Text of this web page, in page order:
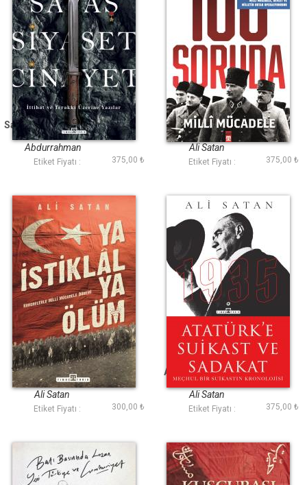
Savaş Siyaset Cinayet
Abdurrahman
Uzunaslan, Nevzat
Etiket Fiyatı : 375,00 ₺
100 Soruda Milli
Mücadele
Ali Satan
Etiket Fiyatı : 375,00 ₺
Ya İstiklal Ya Ölüm
Ali Satan
Etiket Fiyatı : 300,00 ₺
Atatürke Suikast ve
Sadakat
Ali Satan
Etiket Fiyatı : 375,00 ₺